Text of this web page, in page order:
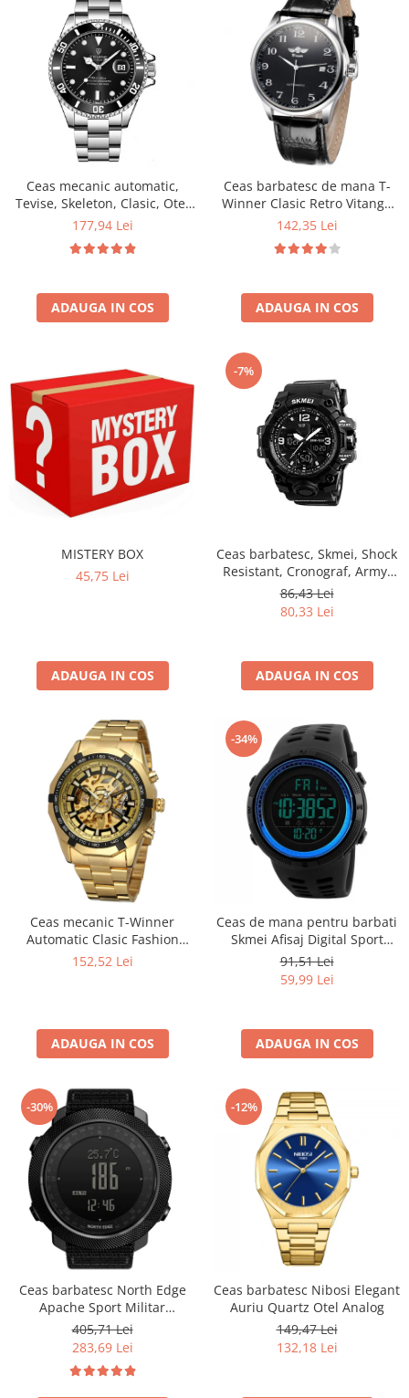
Ceas mecanic automatic,
Tevise, Skeleton, Clasic, Otel
inoxidabil
177,94 Lei
ADAUGA IN COS
Ceas barbatesc de mana T-
Winner Clasic Retro Vitange
Mecanic Automatic Fashion
142,35 Lei
ADAUGA IN COS
MISTERY BOX
45,75 Lei
ADAUGA IN COS
-7%
Ceas barbatesc, Skmei, Shock
Resistant, Cronograf, Army,
Militar, Sport, Digital,
Rezistent la apa si socuri
86,43 Lei
80,33 Lei
ADAUGA IN COS
Ceas mecanic T-Winner
Automatic Clasic Fashion
Auriu
152,52 Lei
ADAUGA IN COS
-34%
Ceas de mana pentru barbati
Skmei Afisaj Digital Sport
Rezistent la socuri si apa
91,51 Lei
59,99 Lei
ADAUGA IN COS
-30%
Ceas barbatesc North Edge
Apache Sport Militar
Altimetru Busola Temperatura
Barometru Alarma Negru
405,71 Lei
283,69 Lei
-12%
Ceas barbatesc Nibosi Elegant
Auriu Quartz Otel Analog
149,47 Lei
132,18 Lei